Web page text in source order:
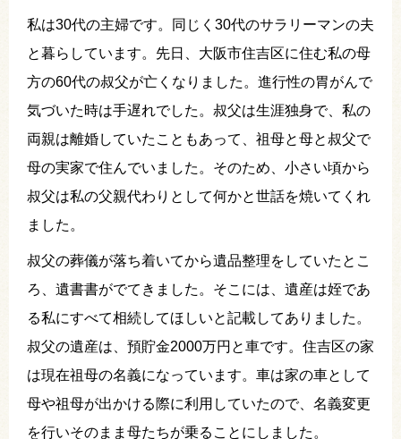
私は30代の主婦です。同じく30代のサラリーマンの夫
と暮らしています。先日、大阪市住吉区に住む私の母
方の60代の叔父が亡くなりました。進行性の胃がんで
気づいた時は手遅れでした。叔父は生涯独身で、私の
両親は離婚していたこともあって、祖母と母と叔父で
母の実家で住んでいました。そのため、小さい頃から
叔父は私の父親代わりとして何かと世話を焼いてくれ
ました。
叔父の葬儀が落ち着いてから遺品整理をしていたとこ
ろ、遺書書がでてきました。そこには、遺産は姪であ
る私にすべて相続してほしいと記載してありました。
叔父の遺産は、預貯金2000万円と車です。住吉区の家
は現在祖母の名義になっています。車は家の車として
母や祖母が出かける際に利用していたので、名義変更
を行いそのまま母たちが乗ることにしました。